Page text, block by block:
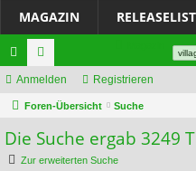
MAGAZIN
ch
ne
llz
ug
or
en
Anmelden Registrieren
Foren-Übersicht Suche
Die Suche ergab 3249
Zur erweiterten Suche